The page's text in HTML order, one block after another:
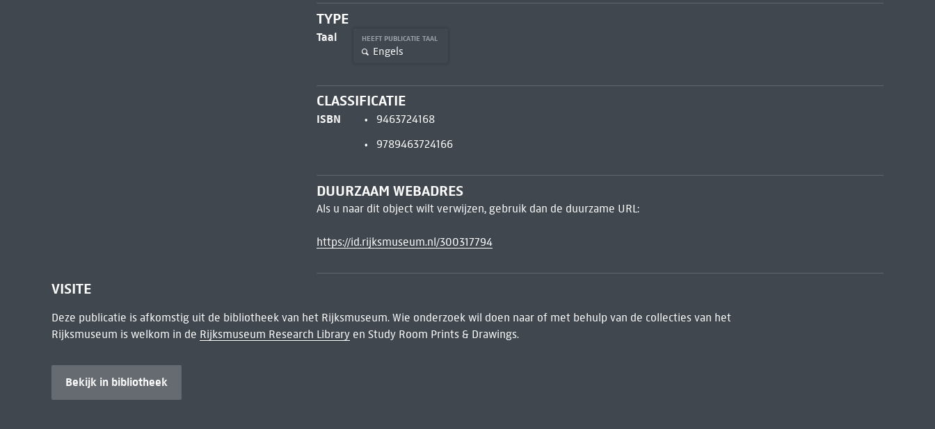
TYPE
Taal HEEFT PUBLICATIE TAAL
Engels
CLASSIFICATIE
ISBN
9463724168
9789463724166
DUURZAAM WEBADRES
Als u naar dit object wilt verwijzen, gebruik dan de duurzame URL:
https://id.rijksmuseum.nl/300317794
VISITE
Deze publicatie is afkomstig uit de bibliotheek van het Rijksmuseum. Wie onderzoek wil doen naar of met behulp van de collecties van het
Rijksmuseum is welkom in de Rijksmuseum Research Libraryen Study Room Prints & Drawings.
Bekijk in bibliotheek